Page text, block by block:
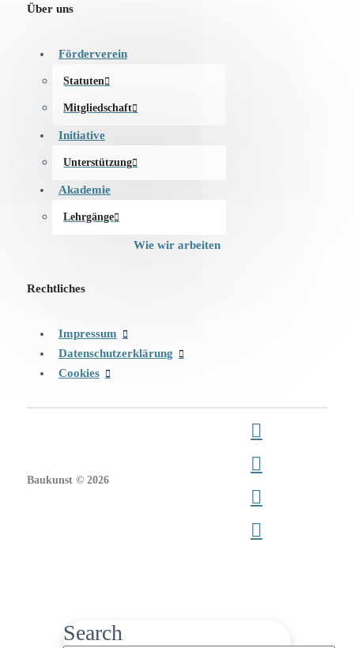
Über uns
Förderverein
Statuten
Mitgliedschaft
Initiative
Unterstützung
Akademie
Lehrgänge
Wie wir arbeiten
Rechtliches
Impressum
Datenschutzerklärung
Cookies
Baukunst © 2026
Search